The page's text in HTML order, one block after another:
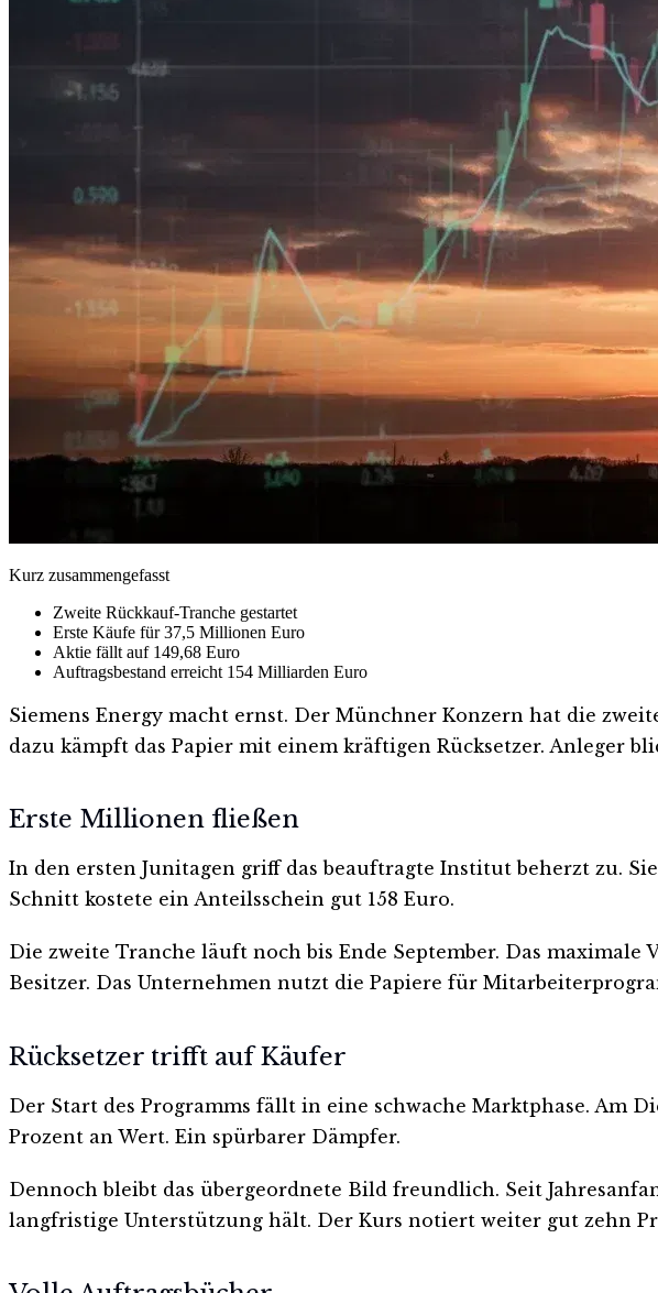
Kurz zusammengefasst
Zweite Rückkauf-Tranche gestartet
Erste Käufe für 37,5 Millionen Euro
Aktie fällt auf 149,68 Euro
Auftragsbestand erreicht 154 Milliarden Euro
Siemens Energy macht ernst. Der Münchner Konzern hat die
dazu kämpft das Papier mit einem kräftigen Rücksetzer. Anleger
Erste Millionen fließen
In den ersten Junitagen griff das beauftragte Institut beherzt zu.
Schnitt kostete ein Anteilsschein gut 158 Euro.
Die zweite Tranche läuft noch bis Ende September. Das
Besitzer. Das Unternehmen nutzt die Papiere für
Rücksetzer trifft auf Käufer
Der Start des Programms fällt in eine schwache Marktphase. Am
Prozent an Wert. Ein spürbarer Dämpfer.
Dennoch bleibt das übergeordnete Bild freundlich. Seit
langfristige Unterstützung hält. Der Kurs notiert weiter gut zehn